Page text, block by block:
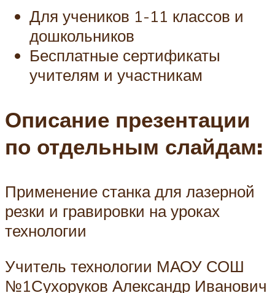
Для учеников 1-11 классов и
дошкольников
Бесплатные сертификаты
учителям и участникам
Описание презентации
по отдельным слайдам:
Применение станка для лазерной
резки и гравировки на уроках
технологии
Учитель технологии МАОУ СОШ
№1Сухоруков Александр Иванович